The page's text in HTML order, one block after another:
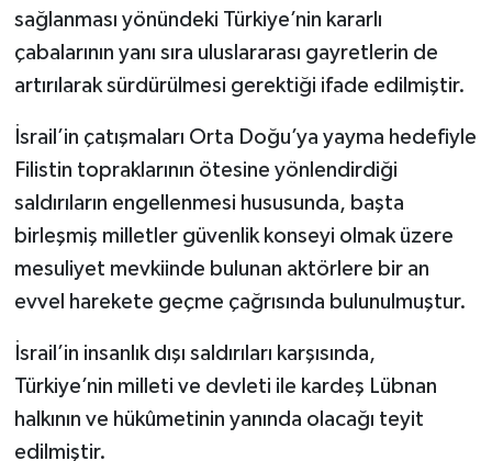
sağlanması yönündeki Türkiye’nin kararlı
çabalarının yanı sıra uluslararası gayretlerin de
artırılarak sürdürülmesi gerektiği ifade edilmiştir.
İsrail’in çatışmaları Orta Doğu’ya yayma hedefiyle
Filistin topraklarının ötesine yönlendirdiği
saldırıların engellenmesi hususunda, başta
birleşmiş milletler güvenlik konseyi olmak üzere
mesuliyet mevkiinde bulunan aktörlere bir an
evvel harekete geçme çağrısında bulunulmuştur.
İsrail’in insanlık dışı saldırıları karşısında,
Türkiye’nin milleti ve devleti ile kardeş Lübnan
halkının ve hükûmetinin yanında olacağı teyit
edilmiştir.